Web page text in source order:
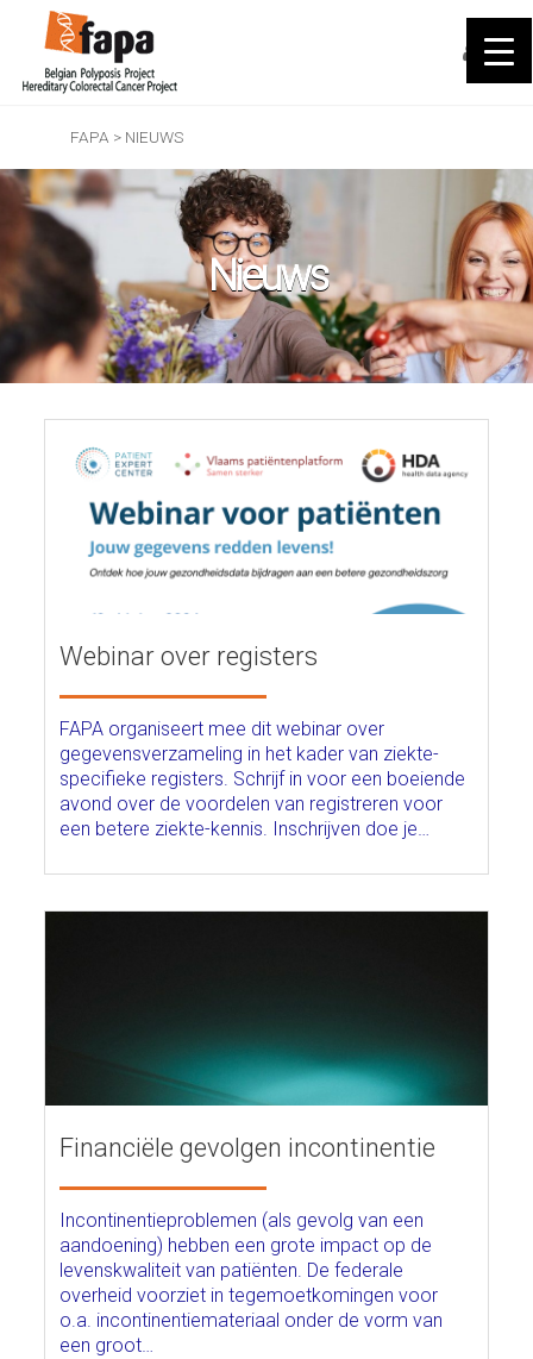
FAPA > NIEUWS
Nieuws
Webinar over registers
FAPA organiseert mee dit webinar over
gegevensverzameling in het kader van ziekte-
specifieke registers. Schrijf in voor een boeiende
avond over de voordelen van registreren voor
een betere ziekte-kennis. Inschrijven doe je…
Financiële gevolgen incontinentie
Incontinentieproblemen (als gevolg van een
aandoening) hebben een grote impact op de
levenskwaliteit van patiënten. De federale
overheid voorziet in tegemoetkomingen voor
o.a. incontinentiemateriaal onder de vorm van
een groot…